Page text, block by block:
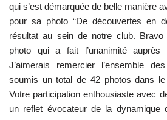
qui s’est démarquée de belle manière
pour sa photo “De découvertes en
résultat au sein de notre club.
photo qui a fait l’unanimité auprès
J’aimerais remercier l’ensemble
soumis un total de 42 photos dans
Votre participation enthousiaste avec
un reflet évocateur de la dynamique